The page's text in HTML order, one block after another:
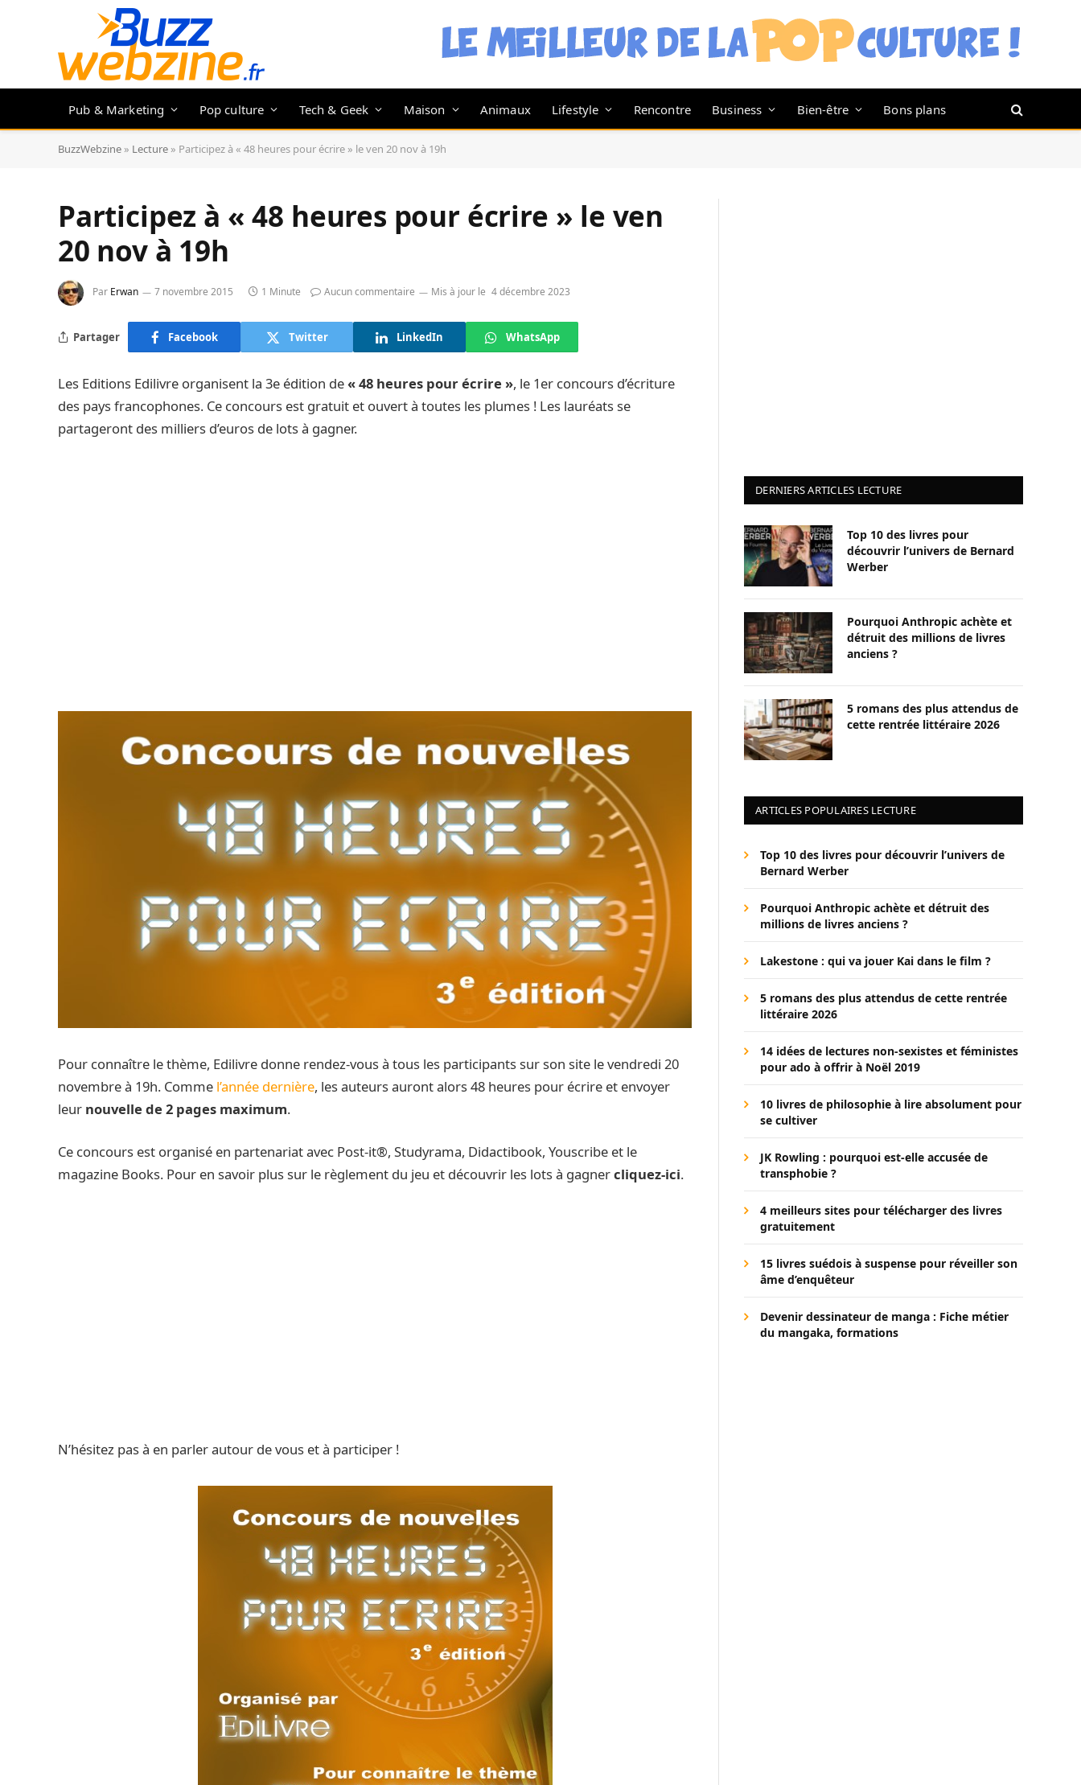
Pub & Marketing Pop culture Tech & Geek Maison Animaux Lifestyle Rencontre Business Bien-être Bons plans
BuzzWebzine » Lecture » Participez à « 48 heures pour écrire » le ven 20 nov à 19h
Participez à « 48 heures pour écrire » le ven
20 nov à 19h
Par Erwan 7 novembre 2015 1 Minute Aucun commentaire Mis à jour le 4 décembre 2023
Partager Facebook Twitter LinkedIn WhatsApp
Les Editions Edilivre organisent la 3e édition de« 48 heures pour écrire », le 1er concours d’écriture
des pays francophones. Ce concours est gratuit et ouvert à toutes les plumes ! Les lauréats se
partageront des milliers d’euros de lots à gagner.
Pour connaître le thème, Edilivre donne rendez-vous à tous les participants sur son site le vendredi 20
novembre à 19h. Comme l’année dernière, les auteurs auront alors 48 heures pour écrire et envoyer
leur nouvelle de 2 pages maximum.
Ce concours est organisé en partenariat avec Post-it®, Studyrama, Didactibook, Youscribe et le
magazine Books. Pour en savoir plus sur le règlement du jeu et découvrir les lots à gagnercliquez-ici.
N’hésitez pas à en parler autour de vous et à participer !
DERNIERS ARTICLES LECTURE
Top 10 des livres pour
découvrir l’univers de Bernard
Werber
Pourquoi Anthropic achète et
détruit des millions de livres
anciens ?
5 romans des plus attendus de
cette rentrée littéraire 2026
ARTICLES POPULAIRES LECTURE
Top 10 des livres pour découvrir l’univers de
Bernard Werber
Pourquoi Anthropic achète et détruit des
millions de livres anciens ?
Lakestone : qui va jouer Kai dans le film ?
5 romans des plus attendus de cette rentrée
littéraire 2026
14 idées de lectures non-sexistes et féministes
pour ado à offrir à Noël 2019
10 livres de philosophie à lire absolument pour
se cultiver
JK Rowling : pourquoi est-elle accusée de
transphobie ?
4 meilleurs sites pour télécharger des livres
gratuitement
15 livres suédois à suspense pour réveiller son
âme d’enquêteur
Devenir dessinateur de manga : Fiche métier
du mangaka, formations